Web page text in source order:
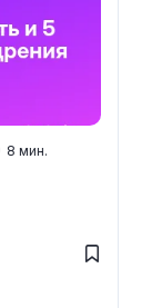
8 мин.